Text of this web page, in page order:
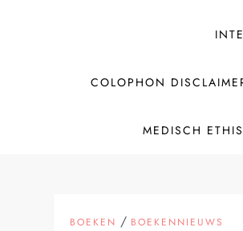
COLOPHON
MEDISCH
BOEKEN / BOEKENNIEUWS